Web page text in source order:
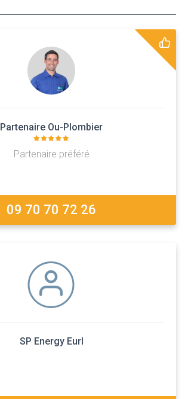
Partenaire Ou-Plombier
Partenaire préféré
09 70 70 72 26
SP Energy Eurl